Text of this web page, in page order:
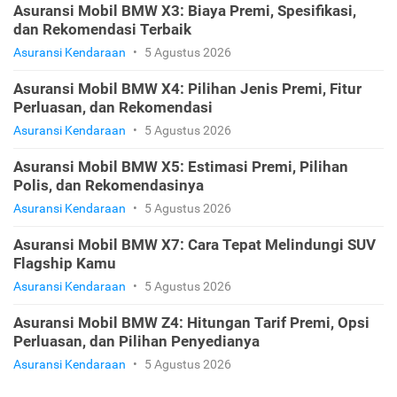
Asuransi Mobil BMW X3: Biaya Premi, Spesifikasi,
dan Rekomendasi Terbaik
Asuransi Kendaraan • 5 Agustus 2026
Asuransi Mobil BMW X4: Pilihan Jenis Premi, Fitur
Perluasan, dan Rekomendasi
Asuransi Kendaraan • 5 Agustus 2026
Asuransi Mobil BMW X5: Estimasi Premi, Pilihan
Polis, dan Rekomendasinya
Asuransi Kendaraan • 5 Agustus 2026
Asuransi Mobil BMW X7: Cara Tepat Melindungi SUV
Flagship Kamu
Asuransi Kendaraan • 5 Agustus 2026
Asuransi Mobil BMW Z4: Hitungan Tarif Premi, Opsi
Perluasan, dan Pilihan Penyedianya
Asuransi Kendaraan • 5 Agustus 2026